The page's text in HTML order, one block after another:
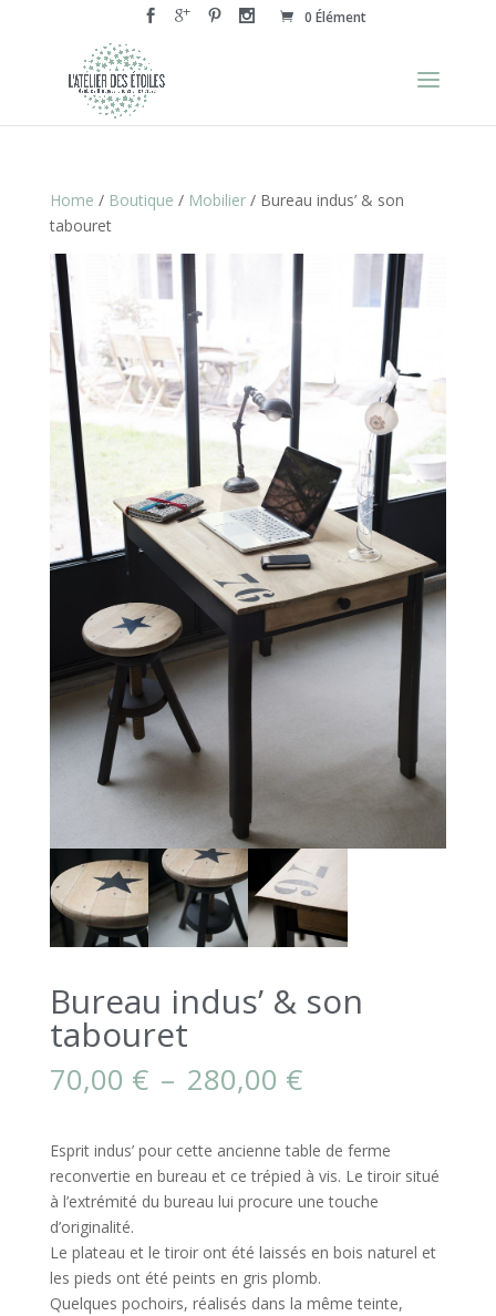
0 Élément
Home / Boutique / Mobilier/ Bureau indus’ & son
tabouret
Bureau indus’ & son
tabouret
70,00 € – 280,00 €Plage
de
70,00 €
à
280,00 €
Esprit indus’ pour cette ancienne table de ferme
reconvertie en bureau et ce trépied à vis. Le tiroir situé
à l’extrémité du bureau lui procure une touche
d’originalité.
Le plateau et le tiroir ont été laissés en bois naturel et
les pieds ont été peints en gris plomb.
Quelques pochoirs, réalisés dans la même teinte,